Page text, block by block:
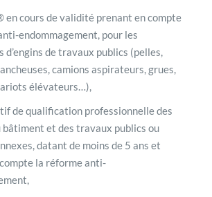
en cours de validité prenant en compte
endommagement, pour les
d’engins de travaux publics (pelles,
camions aspirateurs, grues,
élévateurs…),
de qualification professionnelle des
bâtiment et des travaux publics ou
datant de moins de 5 ans et
la réforme anti-